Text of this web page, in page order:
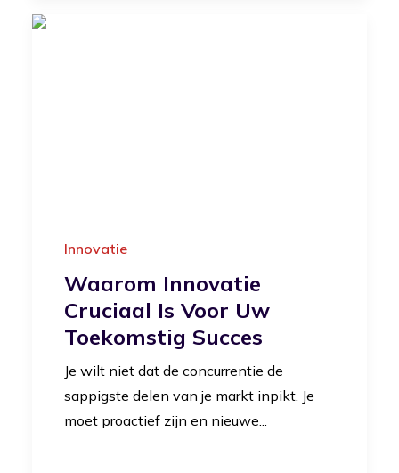
Innovatie
Waarom Innovatie
Cruciaal Is Voor Uw
Toekomstig Succes
Je wilt niet dat de concurrentie de
sappigste delen van je markt inpikt. Je
moet proactief zijn en nieuwe...